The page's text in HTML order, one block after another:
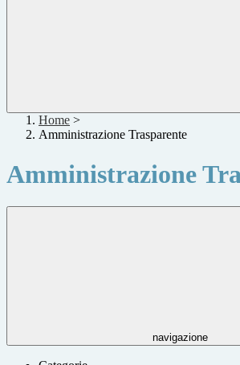
Home >
Amministrazione Trasparente
Amministrazione
navigazione